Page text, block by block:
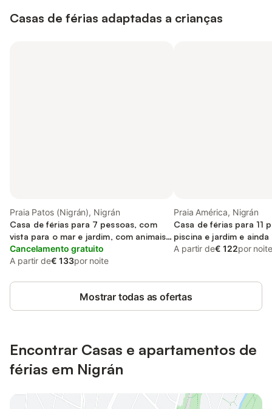
Casas de férias adaptadas a crianças
Praia Patos (Nigrán), Nigrán
Casa de férias para 7 pessoas, com
vista para o mar e jardim, com animais
de estimação
Cancelamento gratuito
A partir de€ 133por noite
Praia América, Nigrán
Casa de férias para 11
piscina e jardim e ainda
A partir de€ 122por noite
Mostrar todas as ofertas
Encontrar Casas e apartamentos de
férias em Nigrán